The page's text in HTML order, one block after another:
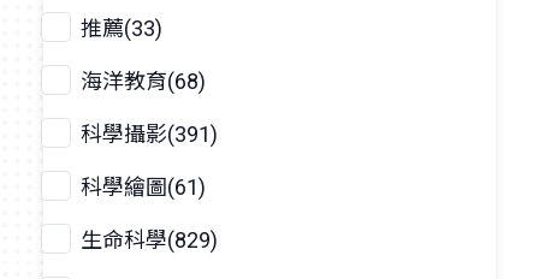
推薦(33)
海洋教育(68)
科學攝影(391)
科學繪圖(61)
生命科學(829)